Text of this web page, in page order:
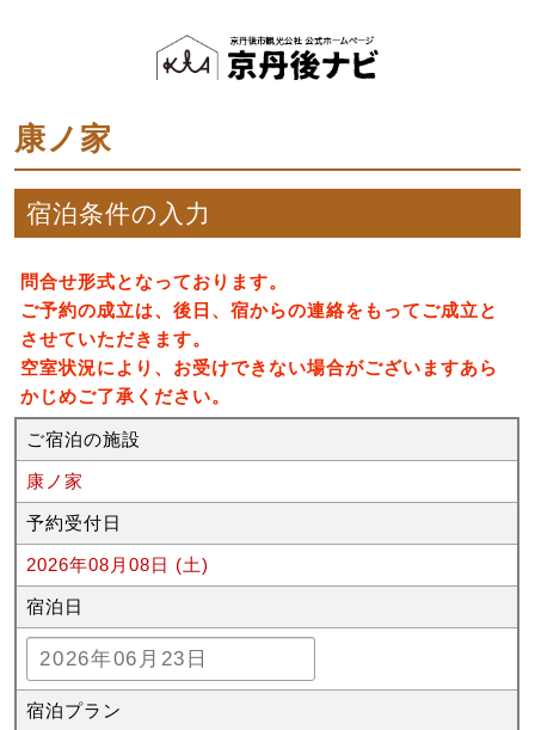
康ノ家
宿泊条件の入力
問合せ形式となっております。
ご予約の成立は、後日、宿からの連絡をもってご成立と
させていただきます。
空室状況により、お受けできない場合がございますあら
かじめご了承ください。
ご宿泊の施設
康ノ家
予約受付日
2026年08月08日 (土)
宿泊日
宿泊プラン